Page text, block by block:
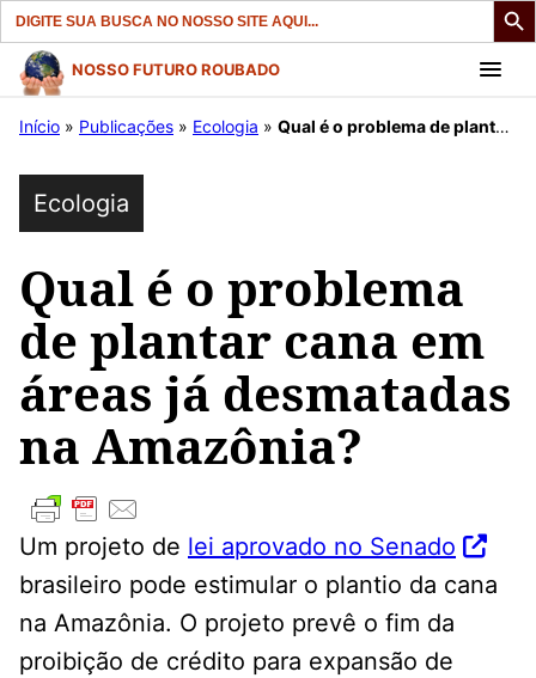
Search
for:
Pular
para
conteúdo
NOSSO FUTURO ROUBADO
Início » Publicações » Ecologia » Qual é o problema de plantar cana em áreas já desmatadas na Amazônia?
Ecologia
Qual é o problema
de plantar cana em
áreas já desmatadas
na Amazônia?
Um projeto de lei aprovado no Senado
brasileiro pode estimular o plantio da cana
na Amazônia. O projeto prevê o fim da
proibição de crédito para expansão de